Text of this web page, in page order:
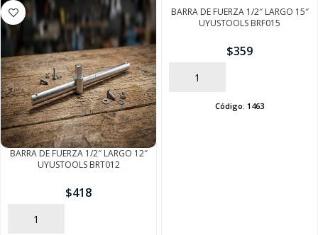
BARRA DE FUERZA 1/2″ LARGO 12″
UYUSTOOLS BRT012
$418
AÑADIR
BARRA DE FUERZA 1/2″ LARGO 15″
UYUSTOOLS BRF015
$359
AÑADIR
Código: 1463